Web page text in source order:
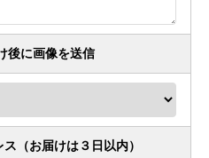
後に画像を送信
（お届けは３日以内）